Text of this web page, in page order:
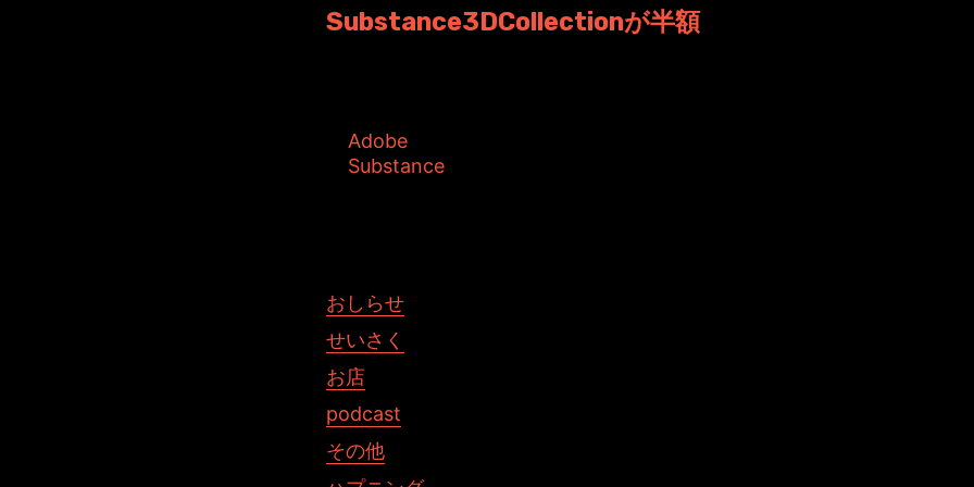
Substance3DCollectionが半額
Adobe
Substance
おしらせ
せいさく
お店
podcast
その他